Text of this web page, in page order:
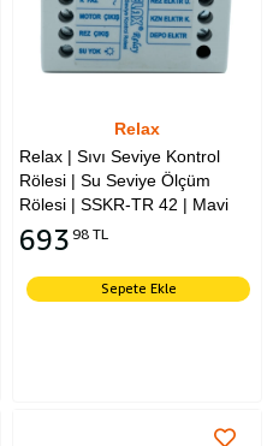
Relax
Relax | Sıvı Seviye Kontrol
Rölesi | Su Seviye Ölçüm
Rölesi | SSKR-TR 42 | Mavi
693 98 TL
Sepete Ekle